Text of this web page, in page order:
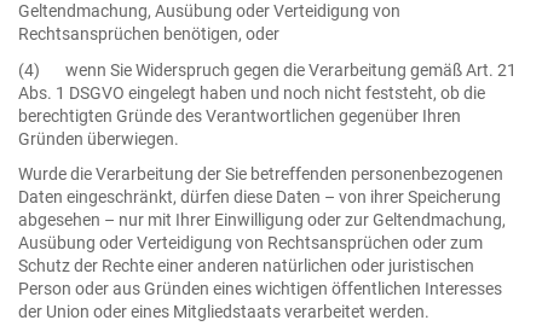
Geltendmachung, Ausübung oder Verteidigung von
Rechtsansprüchen benötigen, oder
(4) wenn Sie Widerspruch gegen die Verarbeitung gemäß Art. 21
Abs. 1 DSGVO eingelegt haben und noch nicht feststeht, ob die
berechtigten Gründe des Verantwortlichen gegenüber Ihren
Gründen überwiegen.
Wurde die Verarbeitung der Sie betreffenden personenbezogenen
Daten eingeschränkt, dürfen diese Daten – von ihrer Speicherung
abgesehen – nur mit Ihrer Einwilligung oder zur Geltendmachung,
Ausübung oder Verteidigung von Rechtsansprüchen oder zum
Schutz der Rechte einer anderen natürlichen oder juristischen
Person oder aus Gründen eines wichtigen öffentlichen Interesses
der Union oder eines Mitgliedstaats verarbeitet werden.